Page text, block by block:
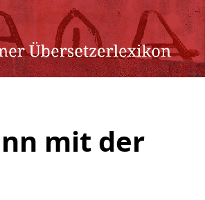
mit der